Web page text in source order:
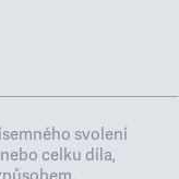
svolení
celku díla,